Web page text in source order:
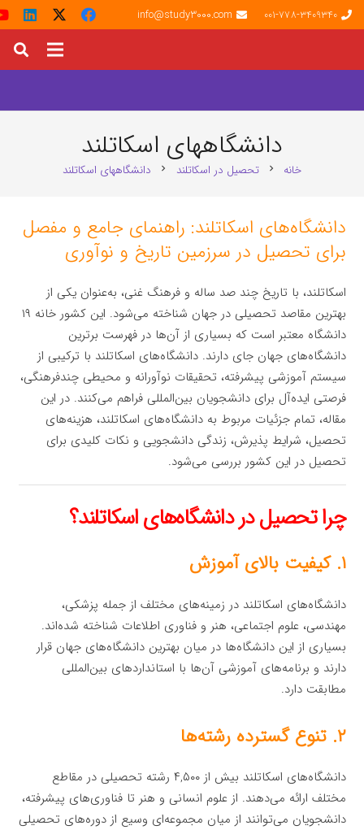
001-778-3409340
info@study3000.com
دانشگاههای اسکاتلند
خانه chevron_right تحصیل در اسکاتلند chevron_right دانشگاههای اسکاتلند
دانشگاه‌های اسکاتلند: راهنمای جامع و مفصل
برای تحصیل در سرزمین تاریخ و نوآوری
اسکاتلند، با تاریخ چند صد ساله و فرهنگ غنی، به‌عنوان یکی از
بهترین مقاصد تحصیلی در جهان شناخته می‌شود. این کشور خانه ۱۹
دانشگاه معتبر است که بسیاری از آن‌ها در فهرست برترین
دانشگاه‌های جهان جای دارند. دانشگاه‌های اسکاتلند با ترکیبی از
سیستم آموزشی پیشرفته، تحقیقات نوآورانه و محیطی چندفرهنگی،
فرصتی ایده‌آل برای دانشجویان بین‌المللی فراهم می‌کنند. در این
مقاله، تمام جزئیات مربوط به دانشگاه‌های اسکاتلند، هزینه‌های
تحصیل، شرایط پذیرش، زندگی دانشجویی و نکات کلیدی برای
تحصیل در این کشور بررسی می‌شود.
چرا تحصیل در دانشگاه‌های اسکاتلند؟
۱. کیفیت بالای آموزش
دانشگاه‌های اسکاتلند در زمینه‌های مختلف از جمله پزشکی،
مهندسی، علوم اجتماعی، هنر و فناوری اطلاعات شناخته شده‌اند.
بسیاری از این دانشگاه‌ها در میان بهترین دانشگاه‌های جهان قرار
دارند و برنامه‌های آموزشی آن‌ها با استانداردهای بین‌المللی
مطابقت دارد.
۲. تنوع گسترده رشته‌ها
دانشگاه‌های اسکاتلند بیش از ۴,۵۰۰ رشته تحصیلی در مقاطع
مختلف ارائه می‌دهند. از علوم انسانی و هنر تا فناوری‌های پیشرفته،
دانشجویان می‌توانند از میان مجموعه‌ای وسیع از دوره‌های تحصیلی